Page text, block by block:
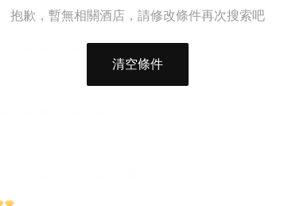
抱歉，暫無相關酒店，請修改條件再次搜索吧
清空條件